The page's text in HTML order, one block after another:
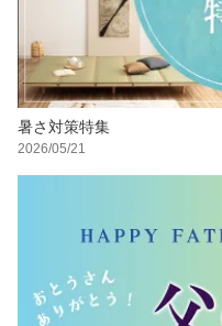
暑さ対策特集
2026/05/21